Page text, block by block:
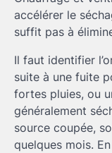
accélérer le
suffit pas à
Il faut identifier
suite à une fuite
fortes pluies, ou
généralement
source coupée,
quelques mois.